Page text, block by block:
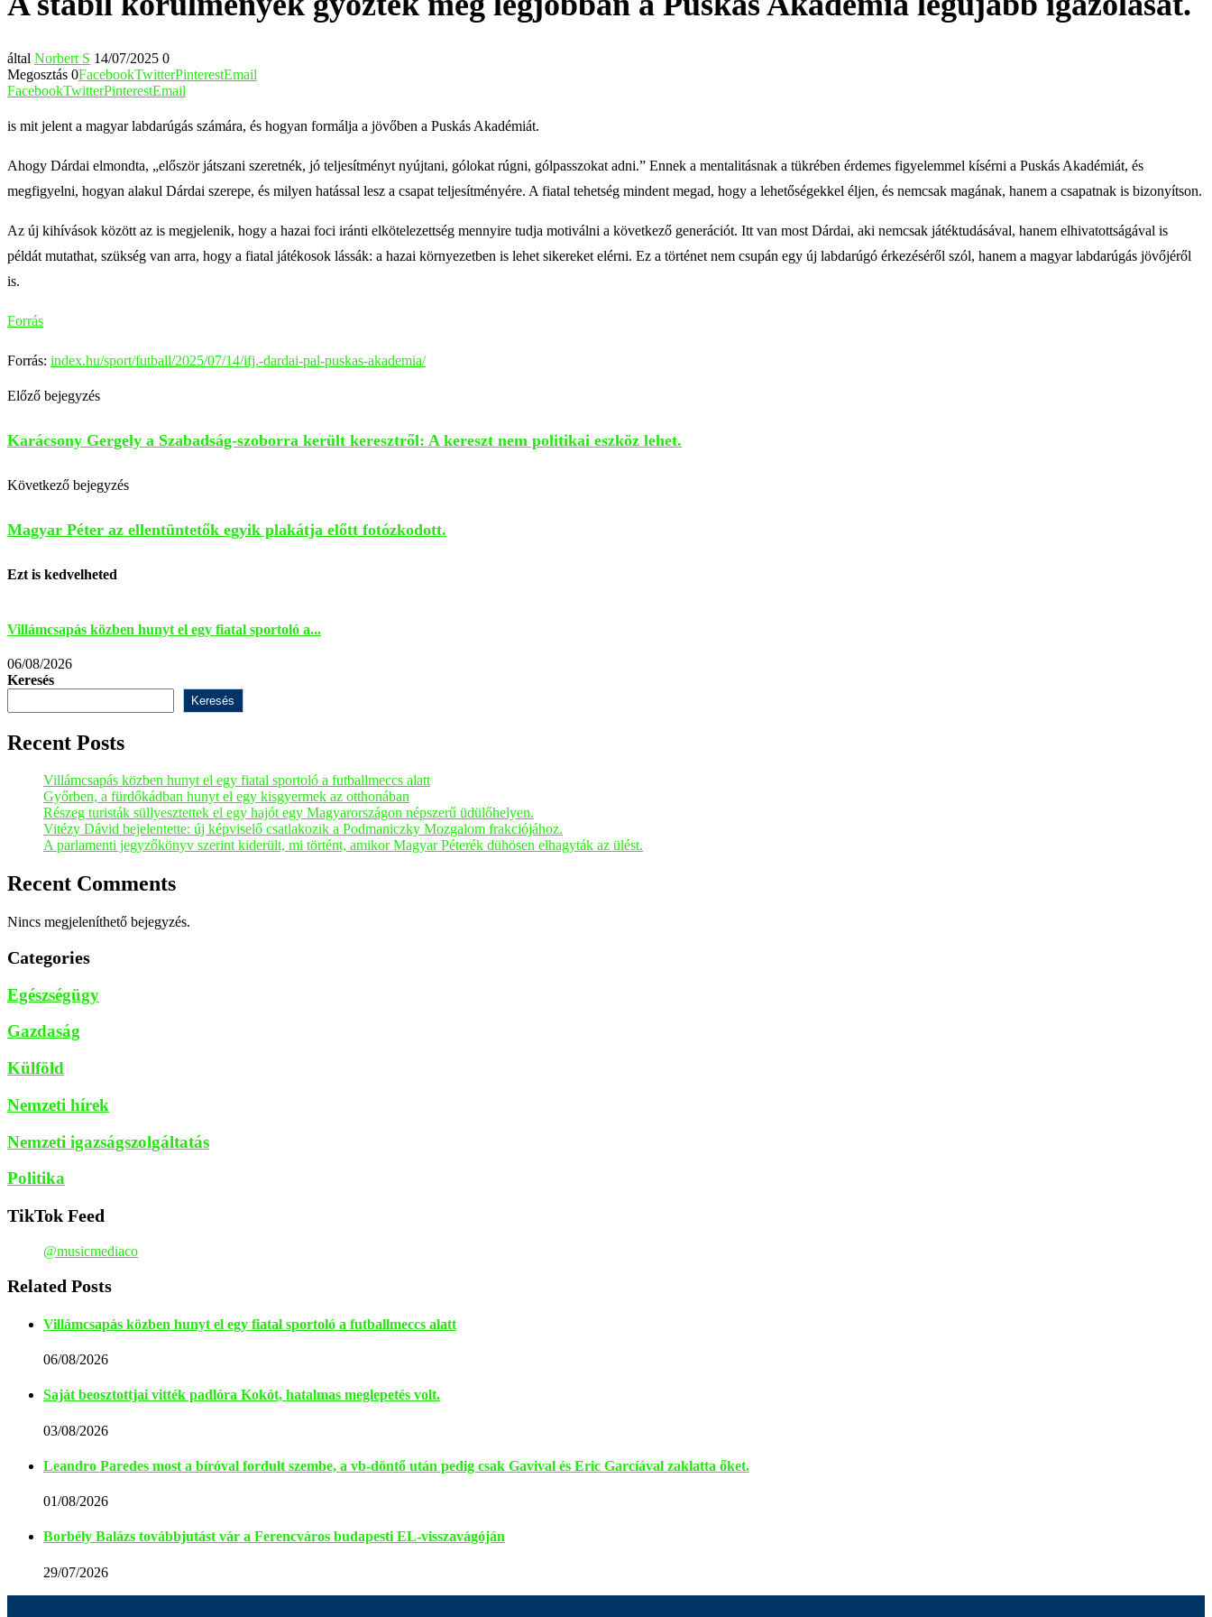
által Norbert S 14/07/2025 0
Megosztás 0FacebookTwitterPinterestEmail
FacebookTwitterPinterestEmail
is mit jelent a magyar labdarúgás számára, és hogyan formálja a jövőben a Puskás Akadémiát.
Ahogy Dárdai elmondta, „először játszani szeretnék, jó teljesítményt nyújtani, gólokat rúgni, gólpasszokat adni.” Ennek a mentalitásnak a tükrében érdemes figyelemmel kísérni a Puskás Akadémiát, és
megfigyelni, hogyan alakul Dárdai szerepe, és milyen hatással lesz a csapat teljesítményére. A fiatal tehetség mindent megad, hogy a lehetőségekkel éljen, és nemcsak magának, hanem a csapatnak is bizonyítson.
Az új kihívások között az is megjelenik, hogy a hazai foci iránti elkötelezettség mennyire tudja motiválni a következő generációt. Itt van most Dárdai, aki nemcsak játéktudásával, hanem elhivatottságával is
példát mutathat, szükség van arra, hogy a fiatal játékosok lássák: a hazai környezetben is lehet sikereket elérni. Ez a történet nem csupán egy új labdarúgó érkezéséről szól, hanem a magyar labdarúgás jövőjéről
is.
Forrás
Forrás: index.hu/sport/futball/2025/07/14/ifj.-dardai-pal-puskas-akademia/
Előző bejegyzés
Karácsony Gergely a Szabadság-szoborra került keresztről: A kereszt nem politikai eszköz lehet.
Következő bejegyzés
Magyar Péter az ellentüntetők egyik plakátja előtt fotózkodott.
Ezt is kedvelheted
Villámcsapás közben hunyt el egy fiatal sportoló a...
06/08/2026
Keresés
Keresés
Recent Posts
Villámcsapás közben hunyt el egy fiatal sportoló a futballmeccs alatt
Győrben, a fürdőkádban hunyt el egy kisgyermek az otthonában
Részeg turisták süllyesztettek el egy hajót egy Magyarországon népszerű üdülőhelyen.
Vitézy Dávid bejelentette: új képviselő csatlakozik a Podmaniczky Mozgalom frakciójához.
A parlamenti jegyzőkönyv szerint kiderült, mi történt, amikor Magyar Péterék dühösen elhagyták az ülést.
Recent Comments
Nincs megjeleníthető bejegyzés.
Categories
Egészségügy
Gazdaság
Külföld
Nemzeti hírek
Nemzeti igazságszolgáltatás
Politika
TikTok Feed
@musicmediaco
Related Posts
Villámcsapás közben hunyt el egy fiatal sportoló a futballmeccs alatt
06/08/2026
Saját beosztottjai vitték padlóra Kokót, hatalmas meglepetés volt.
03/08/2026
Leandro Paredes most a bíróval fordult szembe, a vb-döntő után pedig csak Gavival és Eric Garcíával zaklatta őket.
01/08/2026
Borbély Balázs továbbjutást vár a Ferencváros budapesti EL-visszavágóján
29/07/2026